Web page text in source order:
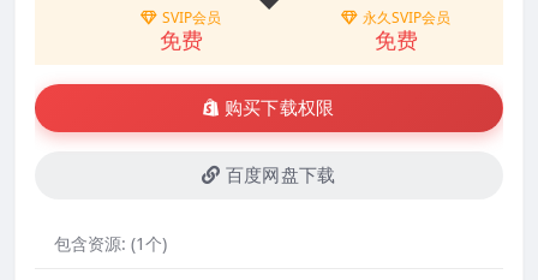
SVIP会员
免费
永久SVIP会员
免费
购买下载权限
百度网盘下载
包含资源: (1个)